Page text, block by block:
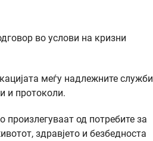
во услови на кризни
меѓу надлежните служби
и протоколи.
произлегуваат од потребите за
здравјето и безбедноста